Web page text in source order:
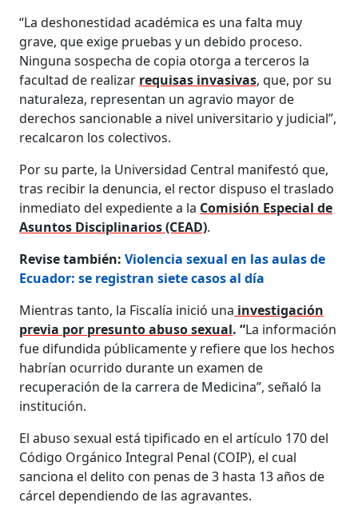
“La deshonestidad académica es una falta muy
grave, que exige pruebas y un debido proceso.
Ninguna sospecha de copia otorga a terceros la
facultad de realizar requisas invasivas, que, por su
naturaleza, representan un agravio mayor de
derechos sancionable a nivel universitario y judicial”,
recalcaron los colectivos.
Por su parte, la Universidad Central manifestó que,
tras recibir la denuncia, el rector dispuso el traslado
inmediato del expediente a la Comisión Especial de
Asuntos Disciplinarios (CEAD).
Revise también:Violencia sexual en las aulas de
Ecuador: se registran siete casos al día
Mientras tanto, la Fiscalía inició una investigación
previa por presunto abuso sexual. “La información
fue difundida públicamente y refiere que los hechos
habrían ocurrido durante un examen de
recuperación de la carrera de Medicina”, señaló la
institución.
El abuso sexual está tipificado en el artículo 170 del
Código Orgánico Integral Penal (COIP), el cual
sanciona el delito con penas de 3 hasta 13 años de
cárcel dependiendo de las agravantes.